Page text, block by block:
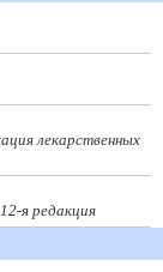
лекарственных
я редакция